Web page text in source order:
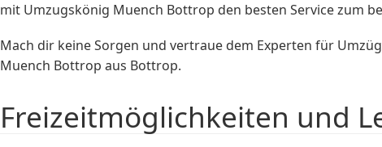
mit Umzugskönig Muench Bottrop den besten Service zum
Mach dir keine Sorgen und vertraue dem Experten für
Muench Bottrop aus Bottrop.
Freizeitmöglichkeiten und